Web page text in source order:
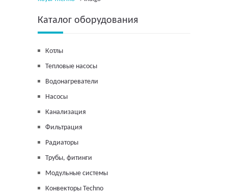
Каталог оборудования
Котлы
Тепловые насосы
Водонагреватели
Насосы
Канализация
Фильтрация
Радиаторы
Трубы, фитинги
Модульные системы
Конвекторы Techno